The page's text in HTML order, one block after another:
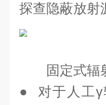
探查隐蔽放射
固定式辐
● 对于人工γ